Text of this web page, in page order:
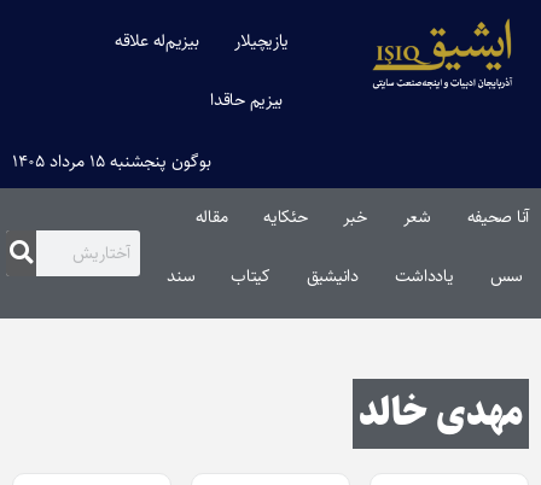
یازیچیلار بیزیم‌له علاقه
بیزیم حاقدا
بوگون پنجشنبه ۱۵ مرداد ۱۴۰۵
آنا صحیفه شعر خبر حئکایه مقاله‌
سس یادداشت دانیشیق کیتاب سند
مهدی خالد